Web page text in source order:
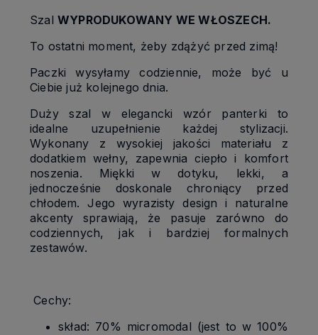
Szal WYPRODUKOWANY WE WŁOSZECH.
To ostatni moment, żeby zdążyć przed zimą!
Paczki wysyłamy codziennie, może być u
Ciebie już kolejnego dnia.
Duży szal w elegancki wzór panterki to
idealne uzupełnienie każdej stylizacji.
Wykonany z wysokiej jakości materiału z
dodatkiem wełny, zapewnia ciepło i komfort
noszenia. Miękki w dotyku, lekki, a
jednocześnie doskonale chroniący przed
chłodem. Jego wyrazisty design i naturalne
akcenty sprawiają, że pasuje zarówno do
codziennych, jak i bardziej formalnych
zestawów.
Cechy:
skład: 70% micromodal (jest to w 100%